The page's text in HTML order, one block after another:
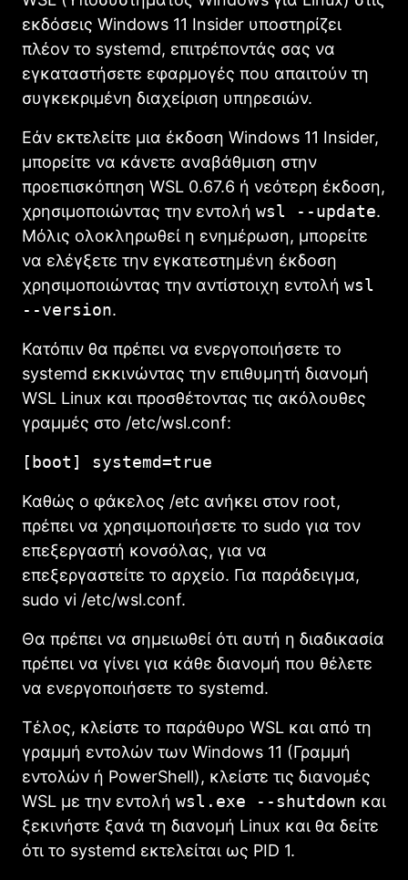
εκδόσεις Windows 11 Insider υποστηρίζει
πλέον το systemd, επιτρέποντάς σας να
εγκαταστήσετε εφαρμογές που απαιτούν τη
συγκεκριμένη διαχείριση υπηρεσιών.
Εάν εκτελείτε μια έκδοση Windows 11 Insider,
μπορείτε να κάνετε αναβάθμιση στην
προεπισκόπηση WSL 0.67.6 ή νεότερη έκδοση,
χρησιμοποιώντας την εντολή wsl --update.
Μόλις ολοκληρωθεί η ενημέρωση, μπορείτε
να ελέγξετε την εγκατεστημένη έκδοση
χρησιμοποιώντας την αντίστοιχη εντολή wsl
--version.
Κατόπιν θα πρέπει να ενεργοποιήσετε το
systemd εκκινώντας την επιθυμητή διανομή
WSL Linux και προσθέτοντας τις ακόλουθες
γραμμές στο /etc/wsl.conf:
[boot] systemd=true
Καθώς ο φάκελος /etc ανήκει στον root,
πρέπει να χρησιμοποιήσετε το sudo για τον
επεξεργαστή κονσόλας, για να
επεξεργαστείτε το αρχείο. Για παράδειγμα,
sudo vi /etc/wsl.conf.
Θα πρέπει να σημειωθεί ότι αυτή η διαδικασία
πρέπει να γίνει για κάθε διανομή που θέλετε
να ενεργοποιήσετε το systemd.
Τέλος, κλείστε το παράθυρο WSL και από τη
γραμμή εντολών των Windows 11 (Γραμμή
εντολών ή PowerShell), κλείστε τις διανομές
WSL με την εντολή wsl.exe --shutdown και
ξεκινήστε ξανά τη διανομή Linux και θα δείτε
ότι το systemd εκτελείται ως PID 1.